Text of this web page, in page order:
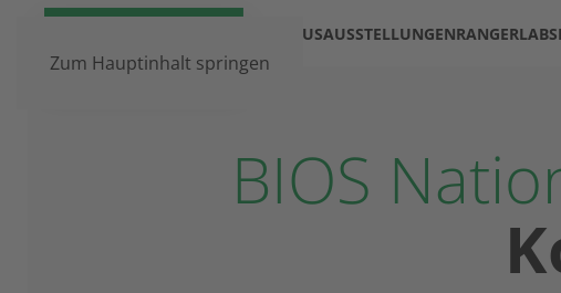
Zum Hauptinhalt springen
DAS HAUSAUSSTELLUNGENRANGERLABS
BIOS